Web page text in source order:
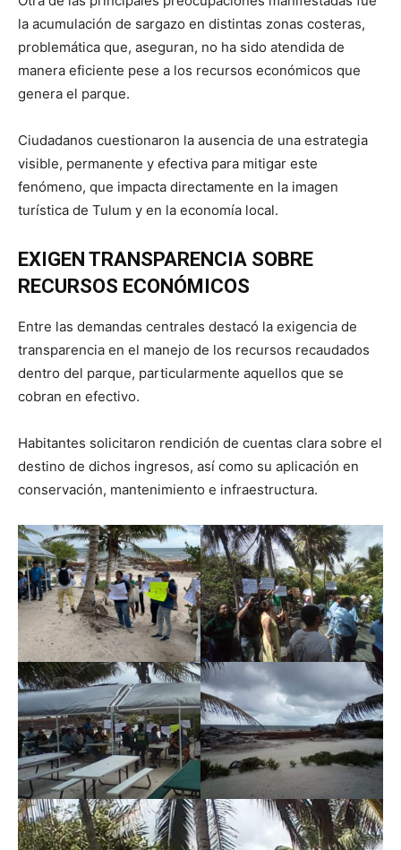
la acumulación de sargazo en distintas zonas costeras,
problemática que, aseguran, no ha sido atendida de
manera eficiente pese a los recursos económicos que
genera el parque.
Ciudadanos cuestionaron la ausencia de una estrategia
visible, permanente y efectiva para mitigar este
fenómeno, que impacta directamente en la imagen
turística de Tulum y en la economía local.
EXIGEN TRANSPARENCIA SOBRE
RECURSOS ECONÓMICOS
Entre las demandas centrales destacó la exigencia de
transparencia en el manejo de los recursos recaudados
dentro del parque, particularmente aquellos que se
cobran en efectivo.
Habitantes solicitaron rendición de cuentas clara sobre el
destino de dichos ingresos, así como su aplicación en
conservación, mantenimiento e infraestructura.